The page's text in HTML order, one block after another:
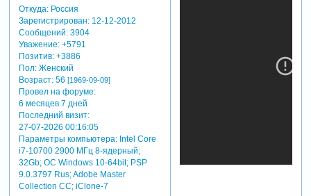
Откуда:Россия
Зарегистрирован: 12-12-2012
Сообщений:3904
Уважение: +5791
Позитив: +3886
Пол:Женский
Возраст:56 [1969-09-09]
Провел на форуме:
6 месяцев 7 дней
Последний визит:
27-07-2026 00:16:05
Параметры компьютера:Intel Core
i7-10700 2900 МГц 8-ядерный;
32Gb; ОС Windows 10-64bit; PSP
9.0.3797 Rus; Adobe Master
Collection СС; iClone-7